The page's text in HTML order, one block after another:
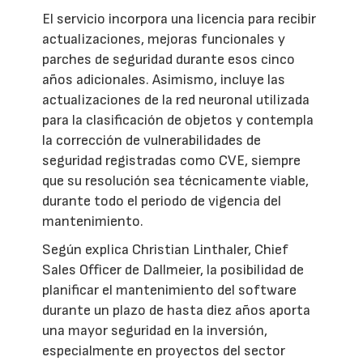
El servicio incorpora una licencia para recibir
actualizaciones, mejoras funcionales y
parches de seguridad durante esos cinco
años adicionales. Asimismo, incluye las
actualizaciones de la red neuronal utilizada
para la clasificación de objetos y contempla
la corrección de vulnerabilidades de
seguridad registradas como CVE, siempre
que su resolución sea técnicamente viable,
durante todo el periodo de vigencia del
mantenimiento.
Según explica Christian Linthaler, Chief
Sales Officer de Dallmeier, la posibilidad de
planificar el mantenimiento del software
durante un plazo de hasta diez años aporta
una mayor seguridad en la inversión,
especialmente en proyectos del sector